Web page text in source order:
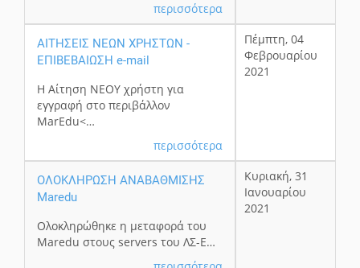
περισσότερα
ΑΙΤΗΣΕΙΣ ΝΕΩΝ ΧΡΗΣΤΩΝ -
ΕΠΙΒΕΒΑΙΩΣΗ e-mail
Η Αίτηση ΝΕΟΥ χρήστη για
εγγραφή στο περιβάλλον
MarEdu<…
περισσότερα
Πέμπτη, 04
Φεβρουαρίου
2021
ΟΛΟΚΛΗΡΩΣΗ ΑΝΑΒΑΘΜΙΣΗΣ
Maredu
Oλοκληρώθηκε η μεταφορά του
Maredu στους servers του ΛΣ-Ε…
Κυριακή, 31
Ιανουαρίου
2021